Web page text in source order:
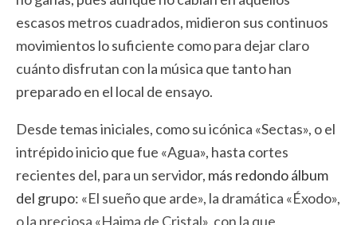
escasos metros cuadrados, midieron sus continuos
movimientos lo suficiente como para dejar claro
cuánto disfrutan con la música que tanto han
preparado en el local de ensayo.
Desde temas iniciales, como su icónica «Sectas», o el
intrépido inicio que fue «Agua», hasta cortes
recientes del, para un servidor, más redondo álbum
del grupo: «El sueño que arde», la dramática «Éxodo»,
o la preciosa «Haima de Cristal», con la que